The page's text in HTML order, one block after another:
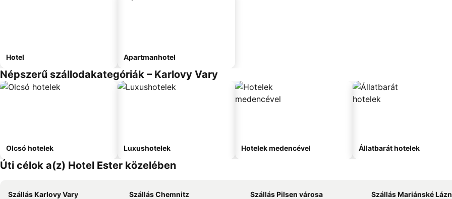
Hotel Apartmanhotel
Népszerű szállodakategóriák – Karlovy Vary
Olcsó hotelek Luxushotelek Hotelek medencével Állatbarát hotelek
Úti célok a(z) Hotel Ester közelében
Szállás Karlovy Vary Szállás Chemnitz Szállás Pilsen városa
Szállás Mariánské